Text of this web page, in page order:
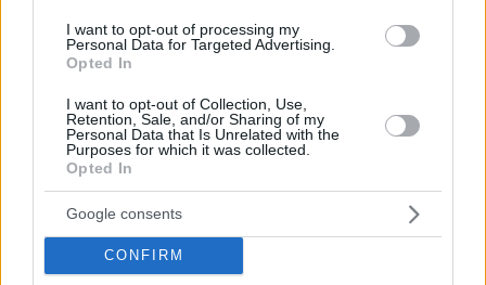
I want to opt-out of processing my
Personal Data for Targeted Advertising.
Opted In
I want to opt-out of Collection, Use,
Retention, Sale, and/or Sharing of my
Personal Data that Is Unrelated with the
Purposes for which it was collected.
Opted In
Google consents
CONFIRM